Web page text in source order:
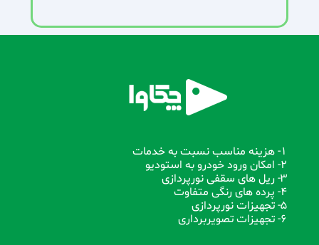
1- هزینه مناسب نسبت به خدمات
2- امکان ورود خودرو به استودیو
3- ریل های سقفی نورپردازی
4- پرده های رنگی متفاوت
5- تجهیزات نورپردازی
6- تجهیزات تصویربرداری